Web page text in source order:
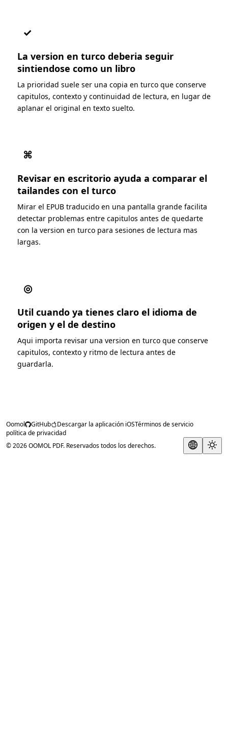
✓
La version en turco deberia seguir
sintiendose como un libro
La prioridad suele ser una copia en turco que conserve
capitulos, contexto y continuidad de lectura, en lugar de
aplanar el original en texto suelto.
⌘
Revisar en escritorio ayuda a comparar el
tailandes con el turco
Mirar el EPUB traducido en una pantalla grande facilita
detectar problemas entre capitulos antes de quedarte
con la version en turco para sesiones de lectura mas
largas.
◎
Util cuando ya tienes claro el idioma de
origen y el de destino
Aqui importa revisar una version en turco que conserve
capitulos, contexto y ritmo de lectura antes de
guardarla.
Oomol GitHub Descargar la aplicación iOSTérminos de servicio
política de privacidad
© 2026 OOMOL PDF. Reservados todos los derechos.